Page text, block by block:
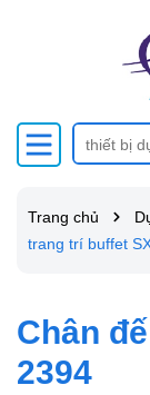
Trang chủ
trang trí buffet
Chân
2394